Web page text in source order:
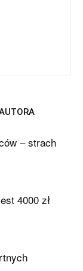
– strach
4000 zł